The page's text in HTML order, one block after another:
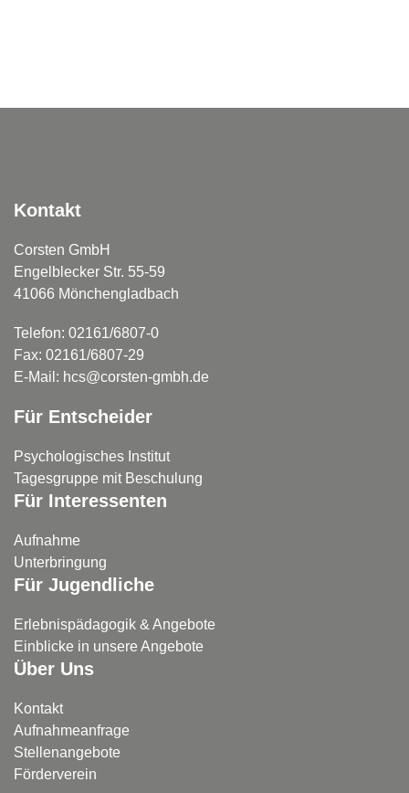
Kontakt
Corsten GmbH
Engelblecker Str. 55-59
41066 Mönchengladbach
Telefon: 02161/6807-0
Fax: 02161/6807-29
E-Mail: hcs@corsten-gmbh.de
Für Entscheider
Psychologisches Institut
Tagesgruppe mit Beschulung
Für Interessenten
Aufnahme
Unterbringung
Für Jugendliche
Erlebnispädagogik & Angebote
Einblicke in unsere Angebote
Über Uns
Kontakt
Aufnahmeanfrage
Stellenangebote
Förderverein